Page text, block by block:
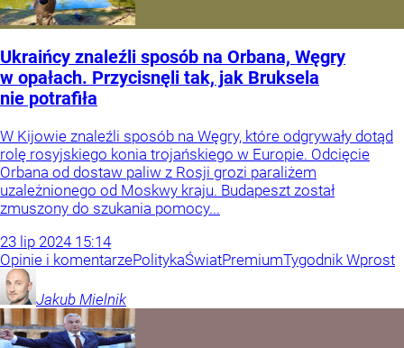
Ukraińcy znaleźli sposób na Orbana, Węgry
w opałach. Przycisnęli tak, jak Bruksela
nie potrafiła
W Kijowie znaleźli sposób na Węgry, które odgrywały dotąd
rolę rosyjskiego konia trojańskiego w Europie. Odcięcie
Orbana od dostaw paliw z Rosji grozi paraliżem
uzależnionego od Moskwy kraju. Budapeszt został
zmuszony do szukania pomocy...
23 lip 2024 15:14
Opinie i komentarzePolitykaŚwiatPremiumTygodnik Wprost
Jakub Mielnik